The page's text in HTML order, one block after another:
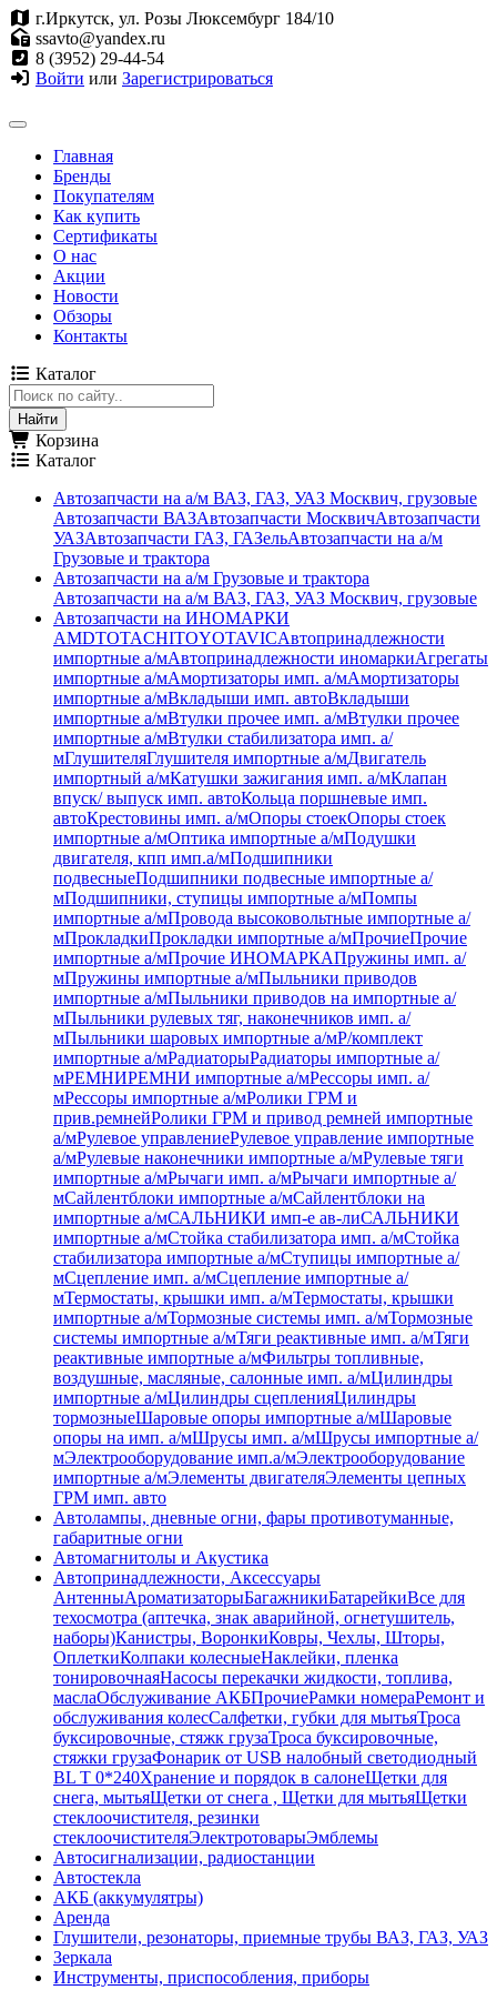
г.Иркутск, ул. Розы Люксембург 184/10
ssavto@yandex.ru
8 (3952) 29-44-54
Войти или Зарегистрироваться
Главная
Бренды
Покупателям
Как купить
Сертификаты
О нас
Акции
Новости
Обзоры
Контакты
Каталог
Корзина
Каталог
Автозапчасти на а/м ВАЗ, ГАЗ, УАЗ Москвич, грузовые
Автозапчасти ВАЗАвтозапчасти МосквичАвтозапчасти
УАЗАвтозапчасти ГАЗ, ГАЗельАвтозапчасти на а/м
Грузовые и трактора
Автозапчасти на а/м Грузовые и трактора
Автозапчасти на а/м ВАЗ, ГАЗ, УАЗ Москвич, грузовые
Автозапчасти на ИНОМАРКИ
AMDTOTACHITOYOTAVICАвтопринадлежности
импортные а/мАвтопринадлежности иномаркиАгрегаты
импортные а/мАмортизаторы имп. а/мАмортизаторы
импортные а/мВкладыши имп. автоВкладыши
импортные а/мВтулки прочее имп. а/мВтулки прочее
импортные а/мВтулки стабилизатора имп. а/
мГлушителяГлушителя импортные а/мДвигатель
импортный а/мКатушки зажигания имп. а/мКлапан
впуск/ выпуск имп. автоКольца поршневые имп.
автоКрестовины имп. а/мОпоры стоекОпоры стоек
импортные а/мОптика импортные а/мПодушки
двигателя, кпп имп.а/мПодшипники
подвесныеПодшипники подвесные импортные а/
мПодшипники, ступицы импортные а/мПомпы
импортные а/мПровода высоковольтные импортные а/
мПрокладкиПрокладки импортные а/мПрочиеПрочие
импортные а/мПрочие ИНОМАРКАПружины имп. а/
мПружины импортные а/мПыльники приводов
импортные а/мПыльники приводов на импортные а/
мПыльники рулевых тяг, наконечников имп. а/
мПыльники шаровых импортные а/мР/комплект
импортные а/мРадиаторыРадиаторы импортные а/
мРЕМНИРЕМНИ импортные а/мРессоры имп. а/
мРессоры импортные а/мРолики ГРМ и
прив.ремнейРолики ГРМ и привод ремней импортные
а/мРулевое управлениеРулевое управление импортные
а/мРулевые наконечники импортные а/мРулевые тяги
импортные а/мРычаги имп. а/мРычаги импортные а/
мСайлентблоки импортные а/мСайлентблоки на
импортные а/мСАЛЬНИКИ имп-е ав-лиСАЛЬНИКИ
импортные а/мСтойка стабилизатора имп. а/мСтойка
стабилизатора импортные а/мСтупицы импортные а/
мСцепление имп. а/мСцепление импортные а/
мТермостаты, крышки имп. а/мТермостаты, крышки
импортные а/мТормозные системы имп. а/мТормозные
системы импортные а/мТяги реактивные имп. а/мТяги
реактивные импортные а/мФильтры топливные,
воздушные, масляные, салонные имп. а/мЦилиндры
импортные а/мЦилиндры сцепленияЦилиндры
тормозныеШаровые опоры импортные а/мШаровые
опоры на имп. а/мШрусы имп. а/мШрусы импортные а/
мЭлектрооборудование имп.а/мЭлектрооборудование
импортные а/мЭлементы двигателяЭлементы цепных
ГРМ имп. авто
Автолампы, дневные огни, фары противотуманные,
габаритные огни
Автомагнитолы и Акустика
Автопринадлежности, Аксессуары
АнтенныАроматизаторыБагажникиБатарейкиВсе для
техосмотра (аптечка, знак аварийной, огнетушитель,
наборы)Канистры, ВоронкиКовры, Чехлы, Шторы,
ОплеткиКолпаки колесныеНаклейки, пленка
тонировочнаяНасосы перекачки жидкости, топлива,
маслаОбслуживание АКБПрочиеРамки номераРемонт и
обслуживания колесСалфетки, губки для мытьяТроса
буксировочные, стяжк грузаТроса буксировочные,
стяжки грузаФонарик от USB налобный светодиодный
BL T 0*240Хранение и порядок в салонеЩетки для
снега, мытьяЩетки от снега , Щетки для мытьяЩетки
стеклоочистителя, резинки
стеклоочистителяЭлектротоварыЭмблемы
Автосигнализации, радиостанции
Автостекла
АКБ (аккумулятры)
Аренда
Глушители, резонаторы, приемные трубы ВАЗ, ГАЗ, УАЗ
Зеркала
Инструменты, приспособления, приборы